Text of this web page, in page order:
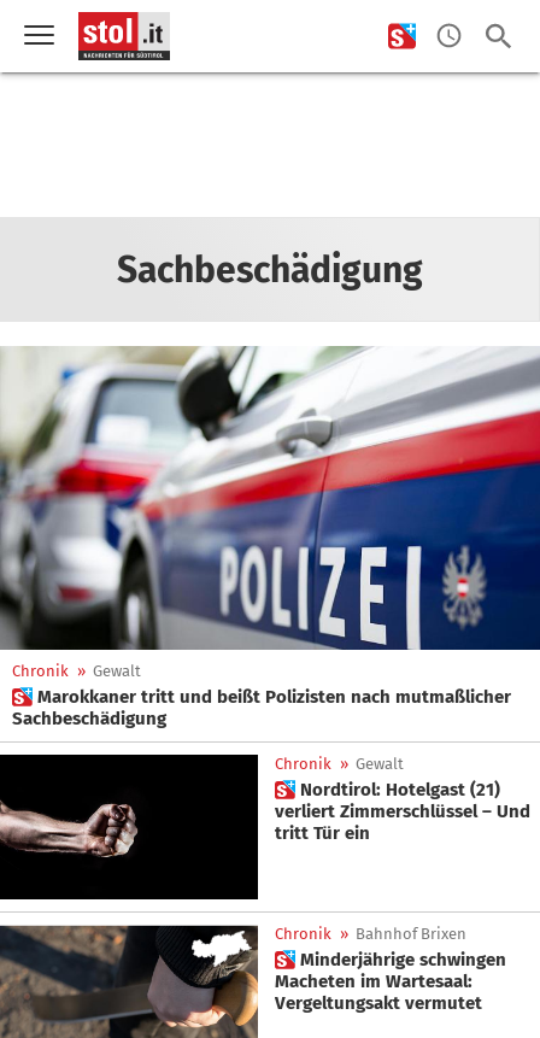
Sachbeschädigung
Chronik » Gewalt
 Marokkaner tritt und beißt Polizisten nach mutmaßlicher
Sachbeschädigung
Chronik » Gewalt
 Nordtirol: Hotelgast (21)
verliert Zimmerschlüssel – Und
tritt Tür ein
Chronik » Bahnhof Brixen
 Minderjährige schwingen
Macheten im Wartesaal:
Vergeltungsakt vermutet